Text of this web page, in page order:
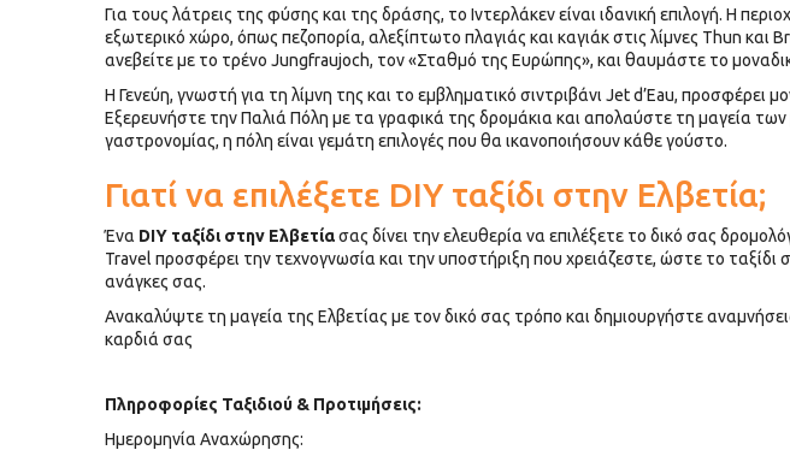
Για τους λάτρεις της φύσης και της δράσης, το Ιντερλάκεν είναι ιδανική επιλογή. Η
εξωτερικό χώρο, όπως πεζοπορία, αλεξίπτωτο πλαγιάς και καγιάκ στις λίμνες Thun και
ανεβείτε με το τρένο Jungfraujoch, τον «Σταθμό της Ευρώπης», και θαυμάστε το
Η Γενεύη, γνωστή για τη λίμνη της και το εμβληματικό σιντριβάνι Jet d’Eau, προσφέρει
Εξερευνήστε την Παλιά Πόλη με τα γραφικά της δρομάκια και απολαύστε τη μαγεία των
γαστρονομίας, η πόλη είναι γεμάτη επιλογές που θα ικανοποιήσουν κάθε γούστο.
Γιατί να επιλέξετε DIY ταξίδι στην Ελβετία;
Ένα DIY ταξίδι στην Ελβετίασας δίνει την ελευθερία να επιλέξετε το δικό σας
Travel προσφέρει την τεχνογνωσία και την υποστήριξη που χρειάζεστε, ώστε το
ανάγκες σας.
Ανακαλύψτε τη μαγεία της Ελβετίας με τον δικό σας τρόπο και δημιουργήστε
καρδιά σας
Πληροφορίες Ταξιδιού & Προτιμήσεις:
Ημερομηνία Αναχώρησης: